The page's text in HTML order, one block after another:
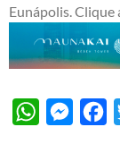
Eunápolis. Clique
WhatsApp